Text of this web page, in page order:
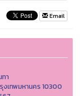
Email
า
งเทพมหานคร 10300